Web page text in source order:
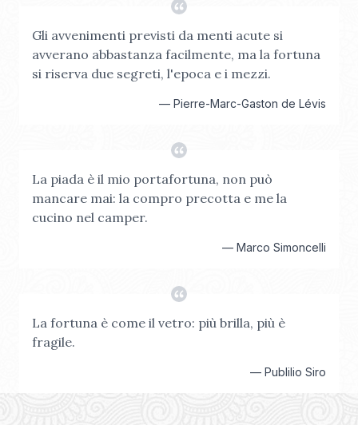
Gli avvenimenti previsti da menti acute si
avverano abbastanza facilmente, ma la fortuna
si riserva due segreti, l'epoca e i mezzi.
— Pierre-Marc-Gaston de Lévis
La piada è il mio portafortuna, non può
mancare mai: la compro precotta e me la
cucino nel camper.
— Marco Simoncelli
La fortuna è come il vetro: più brilla, più è
fragile.
— Publilio Siro